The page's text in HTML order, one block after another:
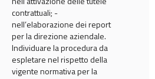
contrattuali; -
nell’elaborazione dei report
per la direzione aziendale.
Individuare la procedura da
espletare nel rispetto della
vigente normativa per la